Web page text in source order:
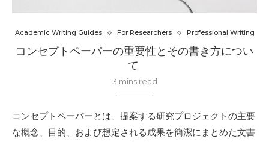
Academic Writing Guides For Researchers Professional Writing
コンセプトペーパーの重要性とその書き方につい
て
3 mins read
コンセプトペーパーとは、提案する研究プロジェクトの主要
な概念、目的、および想定される成果を簡潔にまとめた文書